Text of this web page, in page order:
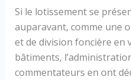
Si le lotissement se
auparavant, comme une
et de division foncière en
bâtiments,
commentateurs en ont